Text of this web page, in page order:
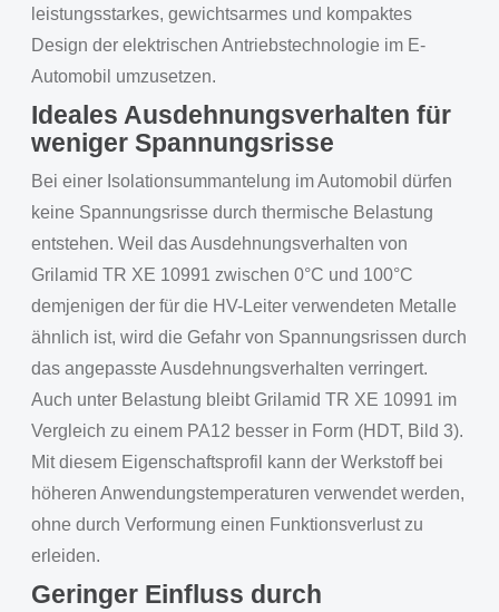
leistungsstarkes, gewichtsarmes und kompaktes
Design der elektrischen Antriebstechnologie im E-
Automobil umzusetzen.
Ideales Ausdehnungsverhalten für
weniger Spannungsrisse
Bei einer Isolationsummantelung im Automobil dürfen
keine Spannungsrisse durch thermische Belastung
entstehen. Weil das Ausdehnungsverhalten von
Grilamid TR XE 10991 zwischen 0°C und 100°C
demjenigen der für die HV-Leiter verwendeten Metalle
ähnlich ist, wird die Gefahr von Spannungsrissen durch
das angepasste Ausdehnungsverhalten verringert.
Auch unter Belastung bleibt Grilamid TR XE 10991 im
Vergleich zu einem PA12 besser in Form (HDT, Bild 3).
Mit diesem Eigenschaftsprofil kann der Werkstoff bei
höheren Anwendungstemperaturen verwendet werden,
ohne durch Verformung einen Funktionsverlust zu
erleiden.
Geringer Einfluss durch